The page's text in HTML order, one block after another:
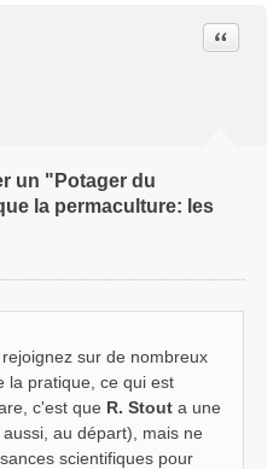
un "Potager du
la permaculture: les
Citer
sur de nombreux
la pratique, ce qui est
c'est que R. Stout a une
au départ), mais ne
scientifiques pour